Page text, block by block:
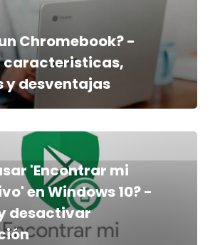
Chromebook? -
caracteristicas,
y desventajas
'Encontrar mi
en Windows 10? -
desactivar